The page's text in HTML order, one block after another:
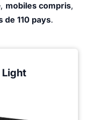
mobiles compris,
de 110 pays.
Light